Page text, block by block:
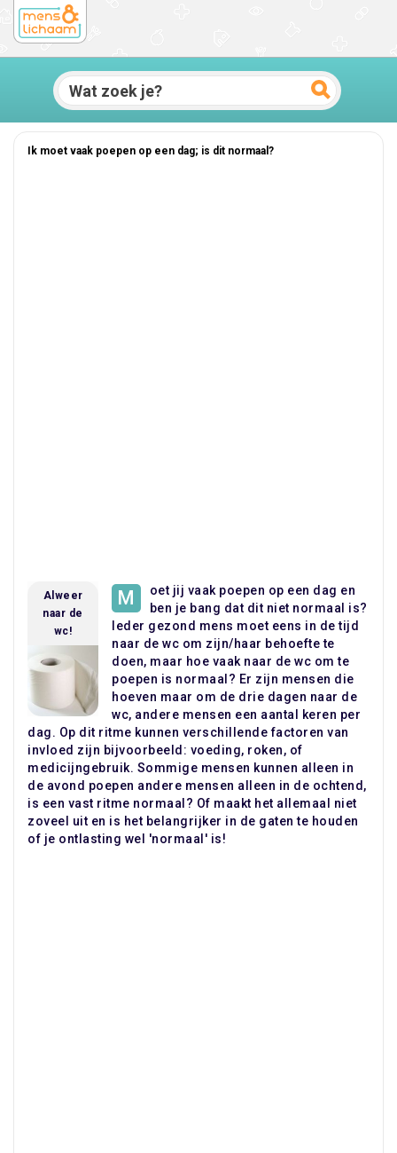
Ik moet vaak poepen op een dag; is dit normaal?
Alweer
naar de
wc!
M
oet jij vaak poepen op een dag en
ben je bang dat dit niet normaal is?
Ieder gezond mens moet eens in de tijd
naar de wc om zijn/haar behoefte te
doen, maar hoe vaak naar de wc om te
poepen is normaal? Er zijn mensen die
hoeven maar om de drie dagen naar de
wc, andere mensen een aantal keren per
dag. Op dit ritme kunnen verschillende factoren van
invloed zijn bijvoorbeeld: voeding, roken, of
medicijngebruik. Sommige mensen kunnen alleen in
de avond poepen andere mensen alleen in de ochtend,
is een vast ritme normaal? Of maakt het allemaal niet
zoveel uit en is het belangrijker in de gaten te houden
of je ontlasting wel 'normaal' is!